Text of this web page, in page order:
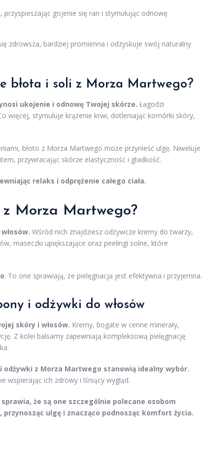
gojenie się ran i stymulując odnowę
zdrowsza, bardziej promienna i odzyskuje swój naturalny
błota i soli z Morza Martwego?
ukojenie i odnowę Twojej skórze. Łagodzi
więcej, stymuluje krążenie krwi, dotleniając komórki skóry,
błoto z Morza Martwego może przynieść ulgę. Niweluje
przywracając skórze elastyczność i gładkość.
relaks i odprężenie całego ciała.
z Morza Martwego?
Wśród nich znajdziesz odżywcze kremy do twarzy,
maseczki upiększające oraz peelingi solne, które
. To one sprawiają, że pielęgnacja jest efektywna i przyjemna.
i odżywki do włosów
skóry i włosów. Kremy, bogate w cenne minerały,
Z kolei balsamy zapewniają kompleksową pielęgnację
odżywki z Morza Martwego stanowią idealny wybór.
wspierając ich zdrowy i lśniący wygląd.
że są one szczególnie polecane osobom
ulgę i znacząco podnosząc komfort życia.